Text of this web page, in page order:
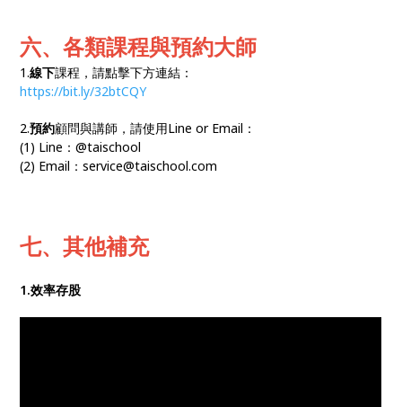
六、各類課程與預約大師
1.線下課程，請點擊下方連結：
https://bit.ly/32btCQY
2.預約顧問與講師，請使用Line or Email：
(1) Line：@taischool
(2) Email：service@taischool.com
七、其他補充
1.效率存股